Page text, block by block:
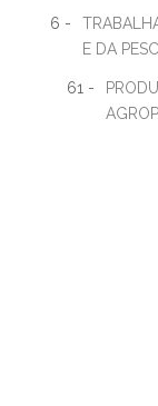
6 -
E DA
61 -